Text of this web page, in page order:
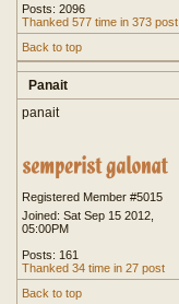
Posts: 2096
Thanked 577 time in 373 post
Back to top
Panait
panait
Registered Member #5015
Joined: Sat Sep 15 2012,
05:00PM
Posts: 161
Thanked 34 time in 27 post
Back to top